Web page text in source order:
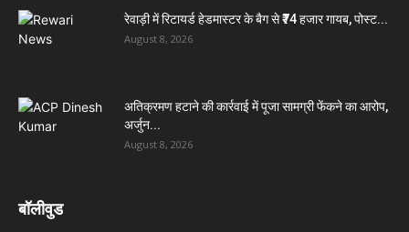
रेवाड़ी में रिटायर्ड हेडमास्टर के बैग से ₹74 हजार गायब, पोस्ट...
August 8, 2026
अतिक्रमण हटाने की कार्रवाई में पूजा सामग्री फेंकने का आरोप,
अर्जुन...
August 8, 2026
बॉलीवुड